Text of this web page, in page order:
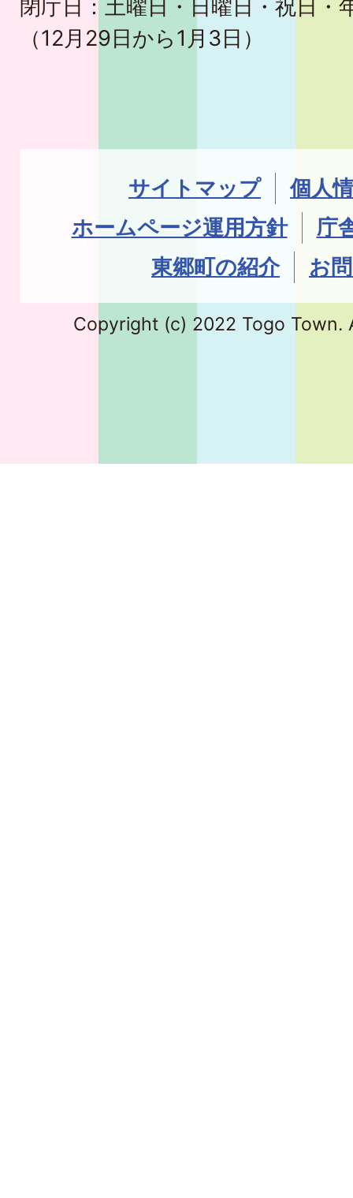
閉庁日：土曜日・日曜日・祝日・
（12月29日から1月3日）
サイトマップ
個人
ホームページ運用方針
庁
東郷町の紹介
お
Copyright (c) 2022 Togo Town.